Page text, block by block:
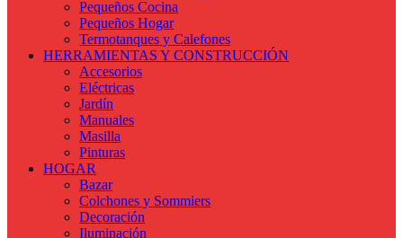
Pequeños Cocina
Pequeños Hogar
Termotanques y Calefones
HERRAMIENTAS Y CONSTRUCCIÓN
Accesorios
Eléctricas
Jardín
Manuales
Masilla
Pinturas
HOGAR
Bazar
Colchones y Sommiers
Decoración
Iluminación